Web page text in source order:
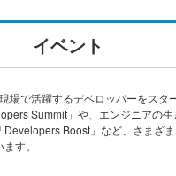
イベント
場で活躍するデベロッパーをスタ
Summit」や、エンジニアの生
Developers Boost」など、さまざ
す。